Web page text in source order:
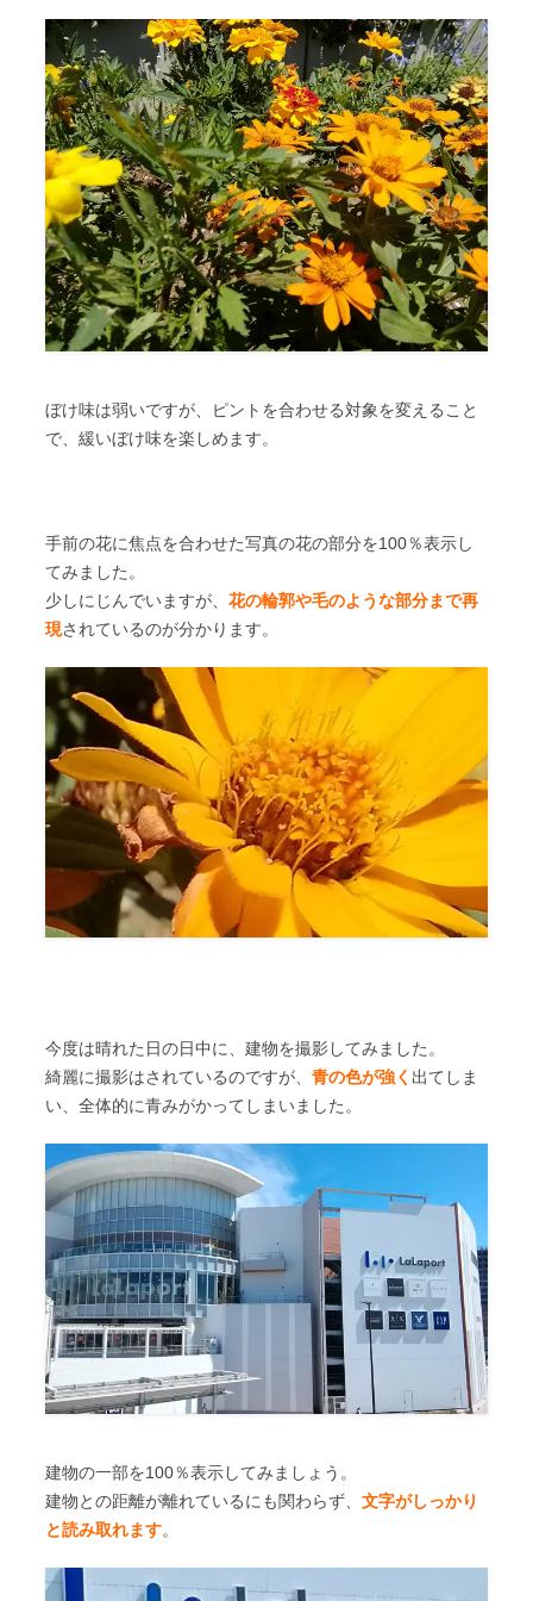
ぼけ味は弱いですが、ピントを合わせる対象を変えること
で、緩いぼけ味を楽しめます。
手前の花に焦点を合わせた写真の花の部分を100％表示し
てみました。
少しにじんでいますが、 花の輪郭や毛のような部分まで再
現されているのが分かります。
今度は晴れた日の日中に、建物を撮影してみました。
綺麗に撮影はされているのですが、 青の色が強く 出てしま
い、全体的に青みがかってしまいました。
建物の一部を100％表示してみましょう。
建物との距離が離れているにも関わらず、 文字がしっかり
と読み取れます。